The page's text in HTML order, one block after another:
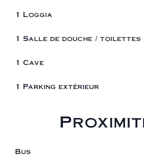
1 Loggia
1 Salle de douche / toilettes
1 Cave
1 Parking extérieur
Bus